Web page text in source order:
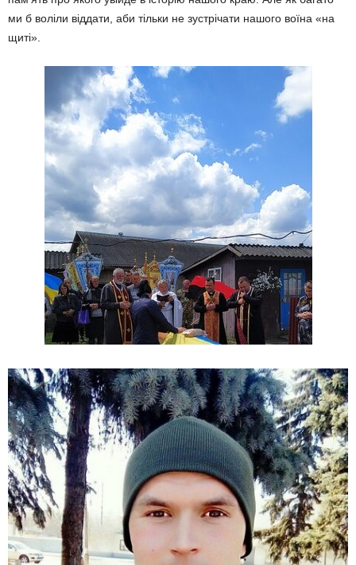
ми б воліли віддати, аби тільки не зустрічати нашого воїна «на
щиті».